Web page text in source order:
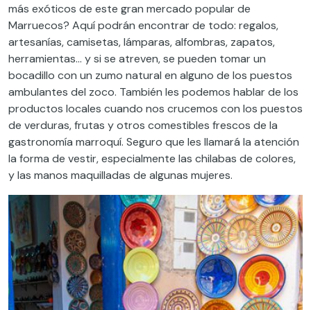
más exóticos de este gran mercado popular de
Marruecos? Aquí podrán encontrar de todo: regalos,
artesanías, camisetas, lámparas, alfombras, zapatos,
herramientas… y si se atreven, se pueden tomar un
bocadillo con un zumo natural en alguno de los puestos
ambulantes del zoco. También les podemos hablar de los
productos locales cuando nos crucemos con los puestos
de verduras, frutas y otros comestibles frescos de la
gastronomía marroquí. Seguro que les llamará la atención
la forma de vestir, especialmente las chilabas de colores,
y las manos maquilladas de algunas mujeres.